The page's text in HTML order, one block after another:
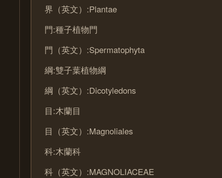
界（英文）:Plantae
門:種子植物門
門（英文）:Spermatophyta
綱:雙子葉植物綱
綱（英文）:Dicotyledons
目:木蘭目
目（英文）:Magnoliales
科:木蘭科
科（英文）:MAGNOLIACEAE